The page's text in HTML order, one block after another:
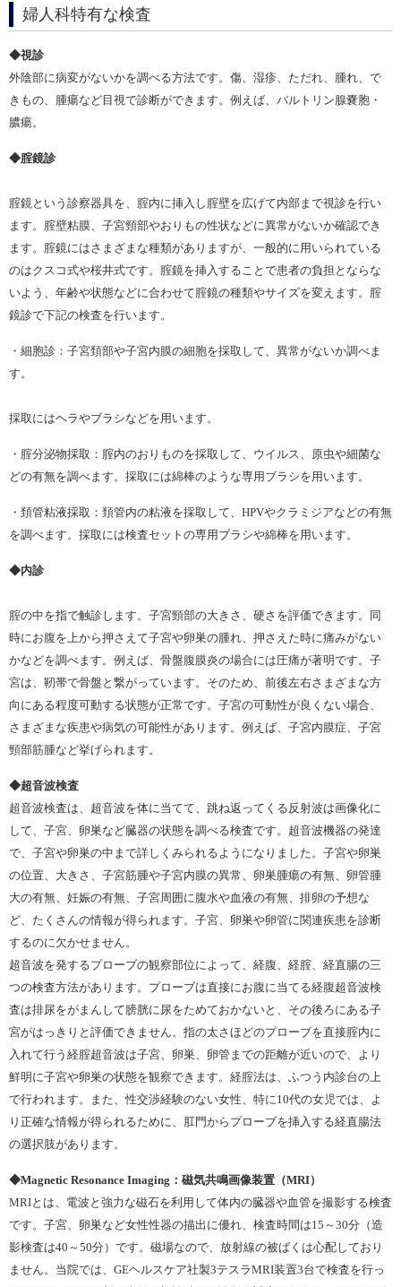
婦人科特有な検査
◆視診
外陰部に病変がないかを調べる方法です。傷、湿疹、ただれ、腫れ、で
きもの、腫瘍など目視で診断ができます。例えば、バルトリン腺嚢胞・
膿瘍。
◆腟鏡診
腟鏡という診察器具を、腟内に挿入し腟壁を広げて内部まで視診を行い
ます。腟壁粘膜、子宮頸部やおりもの性状などに異常がないか確認でき
ます。腟鏡にはさまざまな種類がありますが、一般的に用いられている
のはクスコ式や桜井式です。腟鏡を挿入することで患者の負担とならな
いよう、年齢や状態などに合わせて腟鏡の種類やサイズを変えます。腟
鏡診で下記の検査を行います。
・細胞診：子宮頚部や子宮内膜の細胞を採取して、異常がないか調べま
す。
採取にはヘラやブラシなどを用います。
・腟分泌物採取：腟内のおりものを採取して、ウイルス、原虫や細菌な
どの有無を調べます。採取には綿棒のような専用ブラシを用います。
・頚管粘液採取：頚管内の粘液を採取して、HPVやクラミジアなどの有無
を調べます。採取には検査セットの専用ブラシや綿棒を用います。
◆内診
腟の中を指で触診します。子宮頸部の大きさ、硬さを評価できます。同
時にお腹を上から押さえて子宮や卵巣の腫れ、押さえた時に痛みがない
かなどを調べます。例えば、骨盤腹膜炎の場合には圧痛が著明です。子
宮は、靭帯で骨盤と繋がっています。そのため、前後左右さまざまな方
向にある程度可動する状態が正常です。子宮の可動性が良くない場合、
さまざまな疾患や病気の可能性があります。例えば、子宮内膜症、子宮
頸部筋腫など挙げられます。
◆超音波検査
超音波検査は、超音波を体に当てて、跳ね返ってくる反射波は画像化に
して、子宮、卵巣など臓器の状態を調べる検査です。超音波機器の発達
で、子宮や卵巣の中まで詳しくみられるようになりました。子宮や卵巣
の位置、大きさ、子宮筋腫や子宮内膜の異常、卵巣腫瘍の有無、卵管腫
大の有無、妊娠の有無、子宮周囲に腹水や血液の有無、排卵の予想な
ど、たくさんの情報が得られます。子宮、卵巣や卵管に関連疾患を診断
するのに欠かせません。
超音波を発するプローブの観察部位によって、経腹、経腟、経直腸の三
つの検査方法があります。プローブは直接にお腹に当てる経腹超音波検
査は排尿をがまんして膀胱に尿をためておかないと、その後ろにある子
宮がはっきりと評価できません。指の太さほどのプローブを直接腟内に
入れて行う経腟超音波は子宮、卵巣、卵管までの距離が近いので、より
鮮明に子宮や卵巣の状態を観察できます。経腟法は、ふつう内診台の上
で行われます。また、性交渉経験のない女性、特に10代の女児では、よ
り正確な情報が得られるために、肛門からプローブを挿入する経直腸法
の選択肢があります。
◆Magnetic Resonance Imaging：磁気共鳴画像装置（MRI）
MRIとは、電波と強力な磁石を利用して体内の臓器や血管を撮影する検査
です。子宮、卵巣など女性性器の描出に優れ、検査時間は15～30分（造
影検査は40～50分）です。磁場なので、放射線の被ばくは心配しており
ません。当院では、GEヘルスケア社製3テスラMRI装置3台で検査を行っ